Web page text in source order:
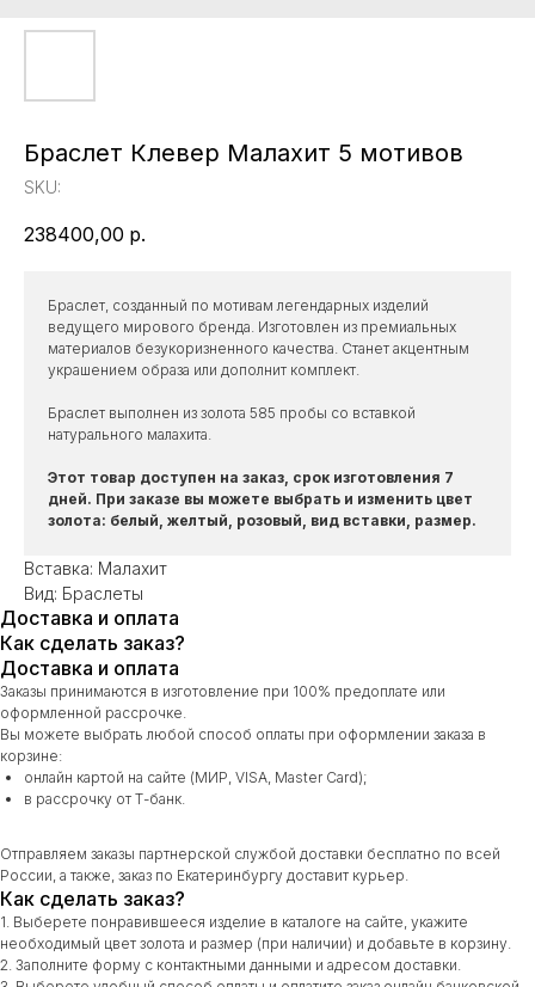
Браслет Клевер Малахит 5 мотивов
SKU:
238400,00 р.
Браслет, созданный по мотивам легендарных изделий
ведущего мирового бренда. Изготовлен из премиальных
материалов безукоризненного качества. Станет акцентным
украшением образа или дополнит комплект.
Браслет выполнен из золота 585 пробы со вставкой
натурального малахита.
Этот товар доступен на заказ, срок изготовления 7
дней. При заказе вы можете выбрать и изменить цвет
золота: белый, желтый, розовый, вид вставки, размер.
Вставка: Малахит
Вид: Браслеты
Доставка и оплата
Как сделать заказ?
Доставка и оплата
Заказы принимаются в изготовление при 100% предоплате или
оформленной рассрочке.
Вы можете выбрать любой способ оплаты при оформлении заказа в
корзине:
онлайн картой на сайте (МИР, VISA, Master Card);
в рассрочку от Т-банк.
Отправляем заказы партнерской службой доставки бесплатно по всей
России, а также, заказ по Екатеринбургу доставит курьер.
Как сделать заказ?
1. Выберете понравившееся изделие в каталоге на сайте, укажите
необходимый цвет золота и размер (при наличии) и добавьте в корзину.
2. Заполните форму с контактными данными и адресом доставки.